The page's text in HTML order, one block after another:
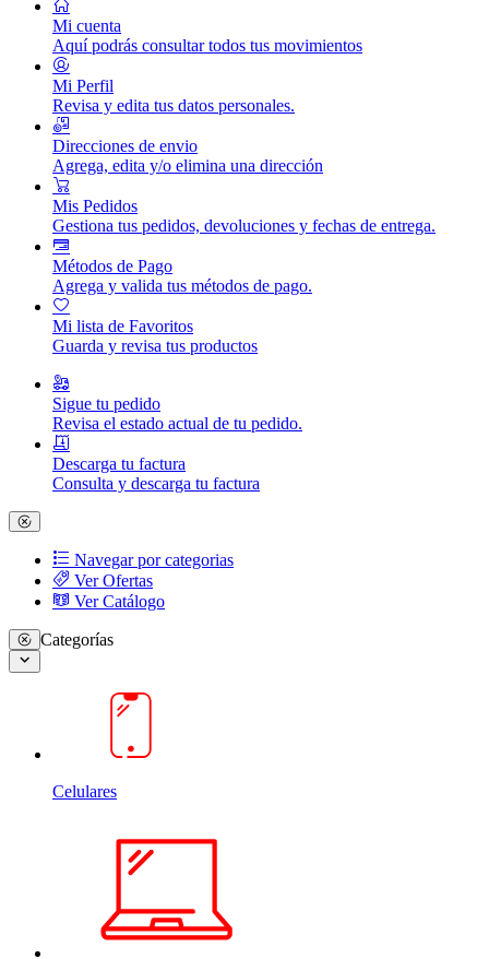
Mi cuenta
Aquí podrás consultar todos tus movimientos
Mi Perfil
Revisa y edita tus datos personales.
Direcciones de envio
Agrega, edita y/o elimina una dirección
Mis Pedidos
Gestiona tus pedidos, devoluciones y fechas de entrega.
Métodos de Pago
Agrega y valida tus métodos de pago.
Mi lista de Favoritos
Guarda y revisa tus productos
Sigue tu pedido
Revisa el estado actual de tu pedido.
Descarga tu factura
Consulta y descarga tu factura
Navegar por categorias
Ver Ofertas
Ver Catálogo
Categorías
Celulares